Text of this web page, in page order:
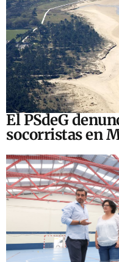
El PSdeG
socorristas en